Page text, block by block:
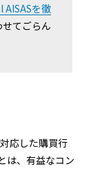
AISASを徹
てごらん
応した購買行
は、有益なコン